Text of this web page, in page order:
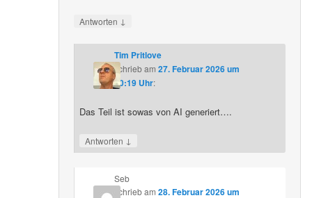
Antworten ↓
Tim Pritlove
schriebam 27. Februar 2026 um
20:19 Uhr:
Das Teil ist sowas von AI generiert….
Antworten ↓
Seb
schriebam 28. Februar 2026 um